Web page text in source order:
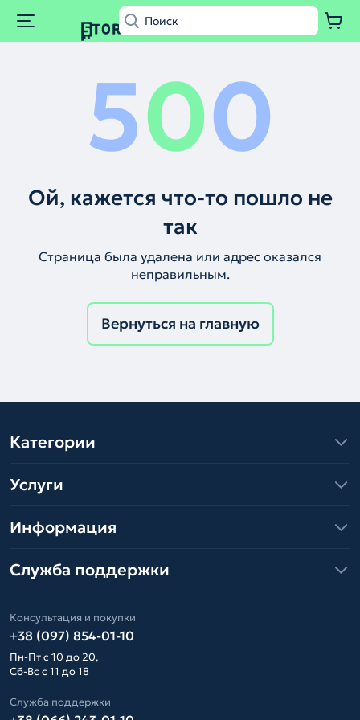
500
Ой, кажется что-то пошло не
так
Страница была удалена или адрес оказался
неправильным.
Вернуться на главную
Категории
Услуги
Информация
Служба поддержки
Консультация и покупки
+38 (097) 854-01-10
Пн-Пт с 10 до 20,
Сб-Вс с 11 до 18
Служба поддержки